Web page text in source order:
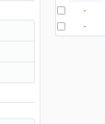
-
-